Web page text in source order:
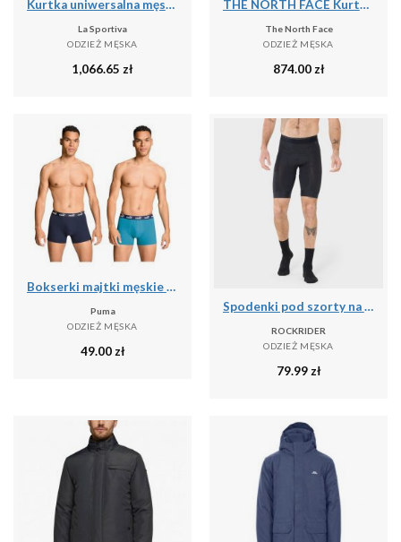
Kurtka uniwersalna męska La Sportiva La Softshelljacke Discover Shell
La Sportiva
ODZIEŻ MĘSKA
1,066.65 zł
THE NORTH FACE Kurtka 3 w 1 męska M Quest Mono Triclimate tnf black-L
The North Face
ODZIEŻ MĘSKA
874.00 zł
Bokserki majtki męskie Puma 2-Pack
Puma
ODZIEŻ MĘSKA
49.00 zł
Spodenki pod szorty na rower MTB męskie Rockrider 500
ROCKRIDER
ODZIEŻ MĘSKA
79.99 zł